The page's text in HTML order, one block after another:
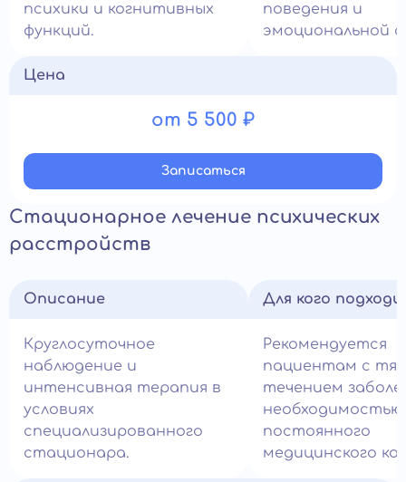
психики и когнитивных
функций.
поведения и
эмоциональной
Цена
от 5 500 ₽
Записатьcя
Стационарное лечение психических
расстройств
Описание
Круглосуточное
наблюдение и
интенсивная терапия в
условиях
специализированного
стационара.
Для кого
Рекомендуется
пациентам с
течением
необходимостью
постоянного
медицинского